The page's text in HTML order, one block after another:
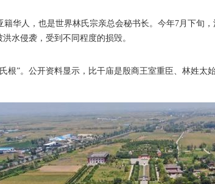
人，也是世界林氏宗亲总会秘书长。今年7月下旬，
水侵袭，受到不同程度的损毁。
”。公开资料显示，比干庙是殷商王室重臣、林姓太